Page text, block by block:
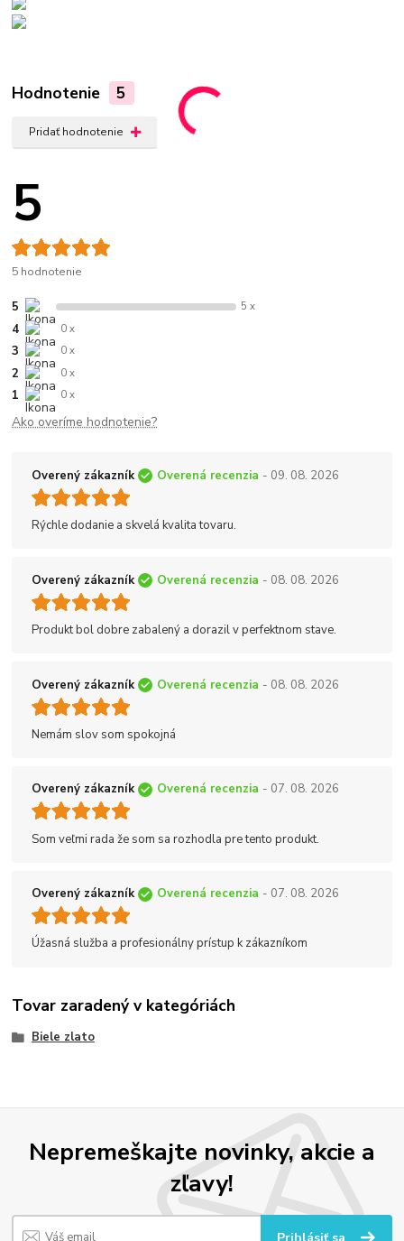
Hodnotenie 5
Pridať hodnotenie
5
5 hodnotenie
5 5 x
4 0 x
3 0 x
2 0 x
1 0 x
Ako overíme hodnotenie?
Overený zákazník Overená recenzia - 09. 08. 2026
Rýchle dodanie a skvelá kvalita tovaru.
Overený zákazník Overená recenzia - 08. 08. 2026
Produkt bol dobre zabalený a dorazil v perfektnom stave.
Overený zákazník Overená recenzia - 08. 08. 2026
Nemám slov som spokojná
Overený zákazník Overená recenzia - 07. 08. 2026
Som veľmi rada že som sa rozhodla pre tento produkt.
Overený zákazník Overená recenzia - 07. 08. 2026
Úžasná služba a profesionálny prístup k zákazníkom
Tovar zaradený v kategóriách
Biele zlato
Nepremeškajte novinky, akcie a
zľavy!